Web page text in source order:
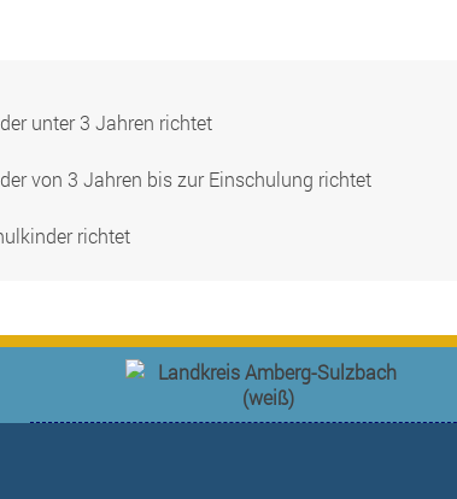
unter 3 Jahren richtet
von 3 Jahren bis zur Einschulung richtet
richtet